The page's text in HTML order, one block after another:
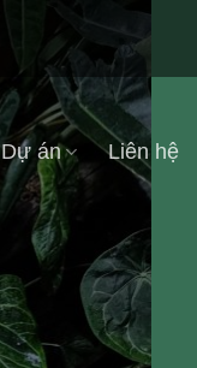
Dự án Liên hệ